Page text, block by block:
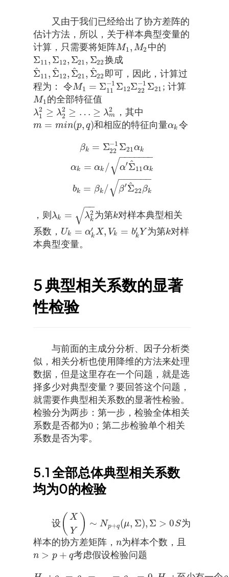
又由于我们已经给出了协方差阵的
估计方法，所以，关于样本典型变量的
计算，只需要将矩阵M1, M2
M1 ,M2 中的
Σ11, Σ12, Σ21, Σ22
Σ11 ,Σ12,Σ 21, Σ 22 换成
Σ
^11, Σ
^12, Σ
^21, Σ
^22
Σ^ 11 ,Σ^12,Σ^ 21,Σ^ 22
即可，因此，计算过
程为： 令M1 = Σ−1
11 Σ12Σ−1
22 Σ21
M1 =Σ11−1Σ12Σ22− 1Σ21; 计算
M1
M1 的全部特征值
λ2
1 ≥ λ2
2 ≥ … ≥ λ2
m
λ1 2≥λ 22 ≥…≥λ m2 ，其中
m = min(p, q)
m=m n(p,q) 和相应的特征向量αk
αk 令
βk = Σ−1
22 Σ21αk
αk = αk / α′Σ
^11αk
− −
−−−−−
√
bk = βk / β′Σ
^22βk
− −
−−−−
√
21α kα k=αk /α′Σ ^11
，则 λk = λ2
k
−−
√
λk =λk 2 为第k
k对样本典型相关
系数， Uk = α′
k X, Vk = b′
k Y
Uk =α k′X ,Vk=b k′Y 为第k
k对样
本典型变量。
5典型相关系数的显著
性检验
与前面的主成分分析、因子分析类
似，相关分析也使用降维的方法来处理
数据，但是这里存在一个问题，就是选
择多少对典型变量？要回答这个问题，
就需要作典型相关系数的显著性检验。
检验分为两步：第一步，检验全体相关
系数是否都为0；第二步检验单个相关
系数是否为零。
5.1全部总体典型相关系数
均为0的检验
设 ( X
Y
) ∼ Np+q(μ, Σ), Σ > 0
(XY) ∼ Np +q(μ,Σ),Σ >0 S
S为
样本的协方差矩阵， n
n为样本个数，且
n > p + q
n>p+q 考虑假设检验问题